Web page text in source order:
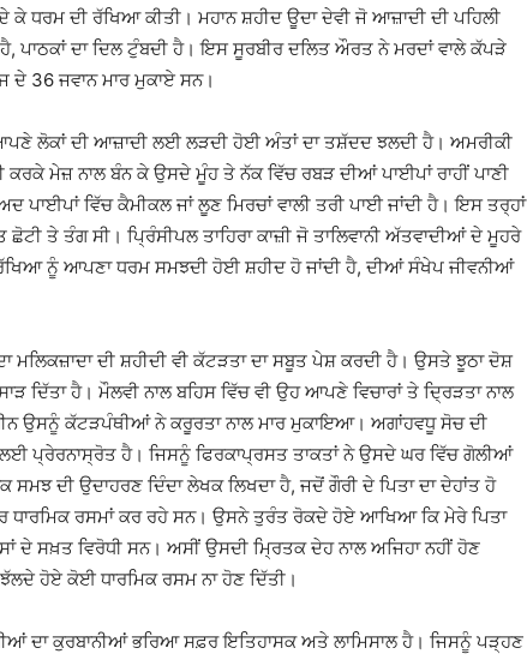
ਧਰਮ ਦੀ ਰੱਖਿਆ ਕੀਤੀ। ਮਹਾਨ ਸ਼ਹੀਦ ਊਦਾ ਦੇਵੀ ਜੋ ਆਜ਼ਾਦੀ ਦੀ ਪਹਿਲੀ
ਪਾਠਕਾਂ ਦਾ ਦਿਲ ਟੁੰਬਦੀ ਹੈ। ਇਸ ਸੂਰਬੀਰ ਦਲਿਤ ਔਰਤ ਨੇ ਮਰਦਾਂ ਵਾਲੇ ਕੱਪੜੇ
36 ਜਵਾਨ ਮਾਰ ਮੁਕਾਏ ਸਨ।
ਲੋਕਾਂ ਦੀ ਆਜ਼ਾਦੀ ਲਈ ਲੜਦੀ ਹੋਈ ਅੰਤਾਂ ਦਾ ਤਸ਼ੱਦਦ ਝਲਦੀ ਹੈ। ਅਮਰੀਕੀ
ਮੇਜ਼ ਨਾਲ ਬੰਨ ਕੇ ਉਸਦੇ ਮੂੰਹ ਤੇ ਨੱਕ ਵਿੱਚ ਰਬੜ ਦੀਆਂ ਪਾਈਪਾਂ ਰਾਹੀਂ ਪਾਣੀ
ਪਾਈਪਾਂ ਵਿੱਚ ਕੈਮੀਕਲ ਜਾਂ ਲੂਣ ਮਿਰਚਾਂ ਵਾਲੀ ਤਰੀ ਪਾਈ ਜਾਂਦੀ ਹੈ। ਇਸ ਤਰ੍ਹਾਂ
ਤੇ ਤੰਗ ਸੀ। ਪ੍ਰਿੰਸੀਪਲ ਤਾਹਿਰਾ ਕਾਜ਼ੀ ਜੋ ਤਾਲਿਵਾਨੀ ਅੱਤਵਾਦੀਆਂ ਦੇ ਮੂਹਰੇ
ਨੂੰ ਆਪਣਾ ਧਰਮ ਸਮਝਦੀ ਹੋਈ ਸ਼ਹੀਦ ਹੋ ਜਾਂਦੀ ਹੈ, ਦੀਆਂ ਸੰਖੇਪ ਜੀਵਨੀਆਂ
ਮਲਿਕਜ਼ਾਦਾ ਦੀ ਸ਼ਹੀਦੀ ਵੀ ਕੱਟੜਤਾ ਦਾ ਸਬੂਤ ਪੇਸ਼ ਕਰਦੀ ਹੈ। ਉਸਤੇ ਝੂਠਾ ਦੋਸ਼
ਦਿੱਤਾ ਹੈ। ਮੌਲਵੀ ਨਾਲ ਬਹਿਸ ਵਿੱਚ ਵੀ ਉਹ ਆਪਣੇ ਵਿਚਾਰਾਂ ਤੇ ਦ੍ਰਿੜਤਾ ਨਾਲ
ਉਸਨੂੰ ਕੱਟੜਪੰਥੀਆਂ ਨੇ ਕਰੂਰਤਾ ਨਾਲ ਮਾਰ ਮੁਕਾਇਆ। ਅਗਾਂਹਵਧੂ ਸੋਚ ਦੀ
ਲਈ ਪ੍ਰੇਰਨਾਸ੍ਰੋਤ ਹੈ। ਜਿਸਨੂੰ ਫਿਰਕਾਪ੍ਰਸਤ ਤਾਕਤਾਂ ਨੇ ਉਸਦੇ ਘਰ ਵਿੱਚ ਗੋਲੀਆਂ
ਸਮਝ ਦੀ ਉਦਾਹਰਣ ਦਿੰਦਾ ਲੇਖਕ ਲਿਖਦਾ ਹੈ, ਜਦੋਂ ਗੌਰੀ ਦੇ ਪਿਤਾ ਦਾ ਦੇਹਾਂਤ ਹੋ
ਰਸਮਾਂ ਕਰ ਰਹੇ ਸਨ। ਉਸਨੇ ਤੁਰੰਤ ਰੋਕਦੇ ਹੋਏ ਆਖਿਆ ਕਿ ਮੇਰੇ ਪਿਤਾ
ਦੇ ਸਖ਼ਤ ਵਿਰੋਧੀ ਸਨ। ਅਸੀਂ ਉਸਦੀ ਮ੍ਰਿਤਕ ਦੇਹ ਨਾਲ ਅਜਿਹਾ ਨਹੀਂ ਹੋਣ
ਹੋਏ ਕੋਈ ਧਾਰਮਿਕ ਰਸਮ ਨਾ ਹੋਣ ਦਿੱਤੀ।
ਦਾ ਕੁਰਬਾਨੀਆਂ ਭਰਿਆ ਸਫ਼ਰ ਇਤਿਹਾਸਕ ਅਤੇ ਲਾਮਿਸਾਲ ਹੈ। ਜਿਸਨੂੰ ਪੜ੍ਹਣ